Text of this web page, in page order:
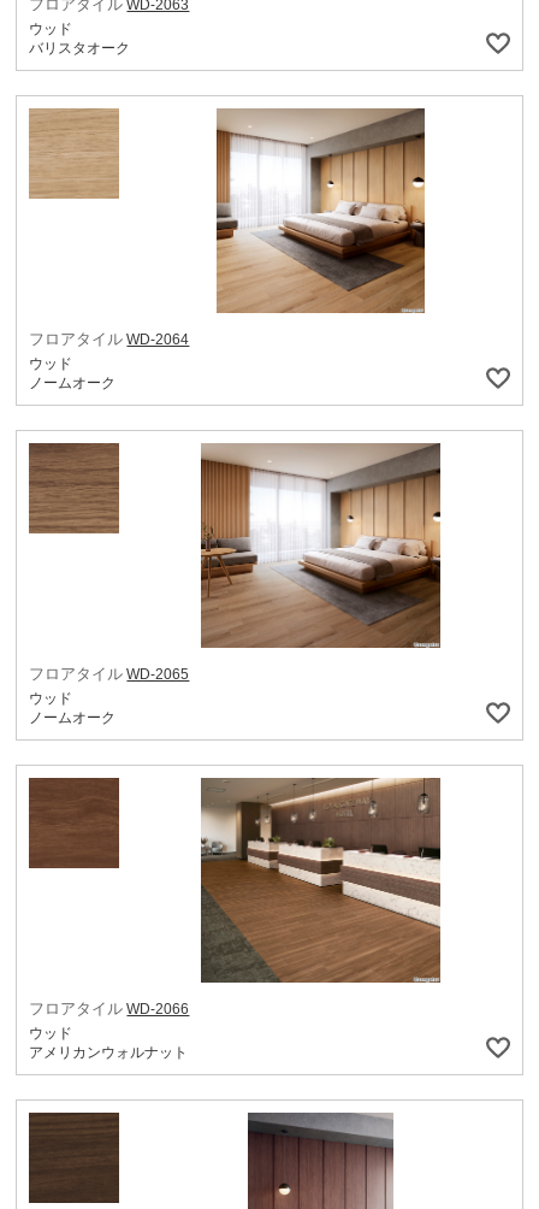
フロアタイル WD-2063
ウッド
バリスタオーク
フロアタイル WD-2064
ウッド
ノームオーク
フロアタイル WD-2065
ウッド
ノームオーク
フロアタイル WD-2066
ウッド
アメリカンウォルナット